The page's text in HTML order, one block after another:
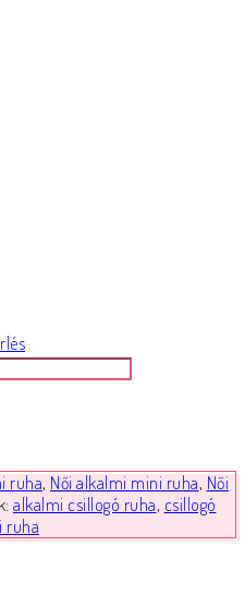
ruha, Női alkalmi mini ruha, Női
alkalmi csillogó ruha, csillogó
ruha